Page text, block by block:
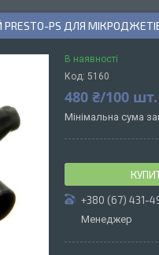
PS ДЛЯ
В наявності
Код: 5160
480 ₴/100 шт.
Мінімальна сума
+380 (67) 431-
Менеджер